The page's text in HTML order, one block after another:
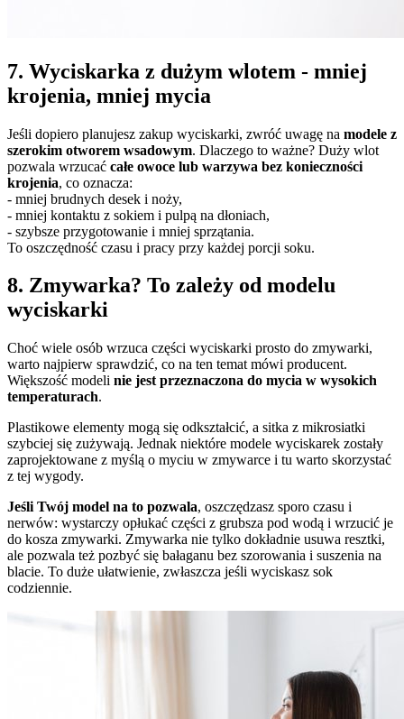
7. Wyciskarka z dużym wlotem - mniej
krojenia, mniej mycia
Jeśli dopiero planujesz zakup wyciskarki, zwróć uwagę na modele z
szerokim otworem wsadowym. Dlaczego to ważne? Duży wlot
pozwala wrzucać całe owoce lub warzywa bez konieczności
krojenia, co oznacza:
- mniej brudnych desek i noży,
- mniej kontaktu z sokiem i pulpą na dłoniach,
- szybsze przygotowanie i mniej sprzątania.
To oszczędność czasu i pracy przy każdej porcji soku.
8. Zmywarka? To zależy od modelu
wyciskarki
Choć wiele osób wrzuca części wyciskarki prosto do zmywarki,
warto najpierw sprawdzić, co na ten temat mówi producent.
Większość modeli nie jest przeznaczona do mycia w wysokich
temperaturach.
Plastikowe elementy mogą się odkształcić, a sitka z mikrosiatki
szybciej się zużywają. Jednak niektóre modele wyciskarek zostały
zaprojektowane z myślą o myciu w zmywarce i tu warto skorzystać
z tej wygody.
Jeśli Twój model na to pozwala, oszczędzasz sporo czasu i
nerwów: wystarczy opłukać części z grubsza pod wodą i wrzucić je
do kosza zmywarki. Zmywarka nie tylko dokładnie usuwa resztki,
ale pozwala też pozbyć się bałaganu bez szorowania i suszenia na
blacie. To duże ułatwienie, zwłaszcza jeśli wyciskasz sok
codziennie.